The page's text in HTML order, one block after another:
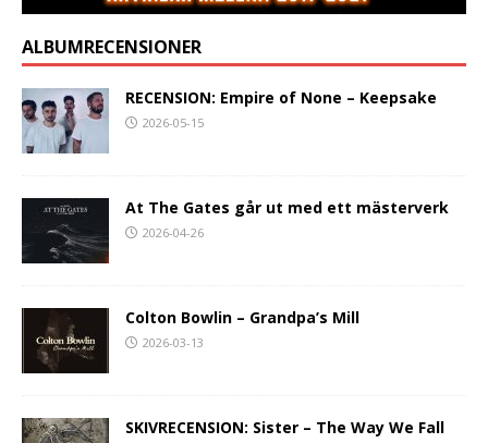
ALBUMRECENSIONER
RECENSION: Empire of None – Keepsake
2026-05-15
At The Gates går ut med ett mästerverk
2026-04-26
Colton Bowlin – Grandpa’s Mill
2026-03-13
SKIVRECENSION: Sister – The Way We Fall